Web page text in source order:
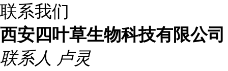
联系我们
西安四叶草生物科技有限公司
联系人 卢灵